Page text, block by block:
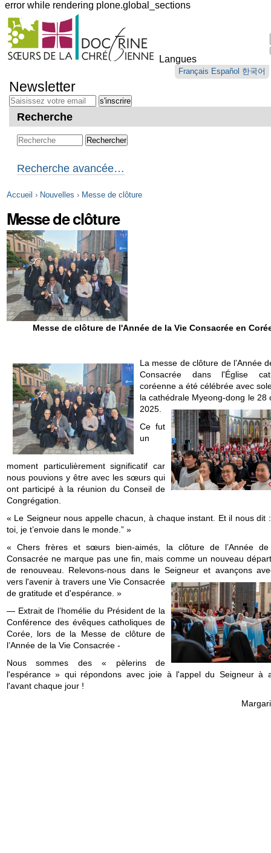
error while rendering plone.global_sections
Outils
personnels
Langues
Français Español 한국어
au
contenu.
Aller
navigation
Newsletter
Recherche
Recherche avancée…
Accueil › Nouvelles › Messe de clôture
Messe de clôture
Messe de clôture de l'Année de la Vie Consacrée en
La messe de clôture de l’Année
Consacrée dans l'Église
coréenne a été célébrée avec
la cathédrale Myeong-dong le 28
2025.
Ce fut
un
moment particulièrement significatif car
nous pouvions y être avec les sœurs qui
ont participé à la réunion du Conseil de
Congrégation.
« Le Seigneur nous appelle chacun, à chaque instant. Et il nous dit
toi, je t’envoie dans le monde.” »
« Chers frères et sœurs bien-aimés, la clôture de l’Année
Consacrée ne marque pas une fin, mais comme un nouveau
de renouveau. Relevons-nous dans le Seigneur et avançons
vers l'avenir à travers une Vie Consacrée
de gratitude et d'espérance. »
— Extrait de l’homélie du Président de la
Conférence des évêques catholiques de
Corée, lors de la Messe de clôture de
l’Année de la Vie Consacrée -
Nous sommes des « pèlerins de
l'espérance » qui répondons avec joie à l'appel du Seigneur à
l'avant chaque jour !